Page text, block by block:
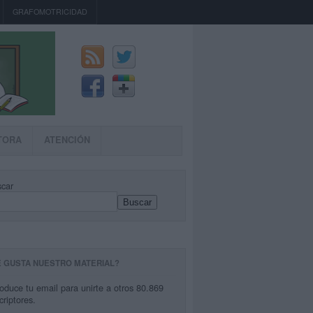
GRAFOMOTRICIDAD
ATENCIÓN
Buscar
GUSTA NUESTRO MATERIAL?
tu email para unirte a otros 80.869